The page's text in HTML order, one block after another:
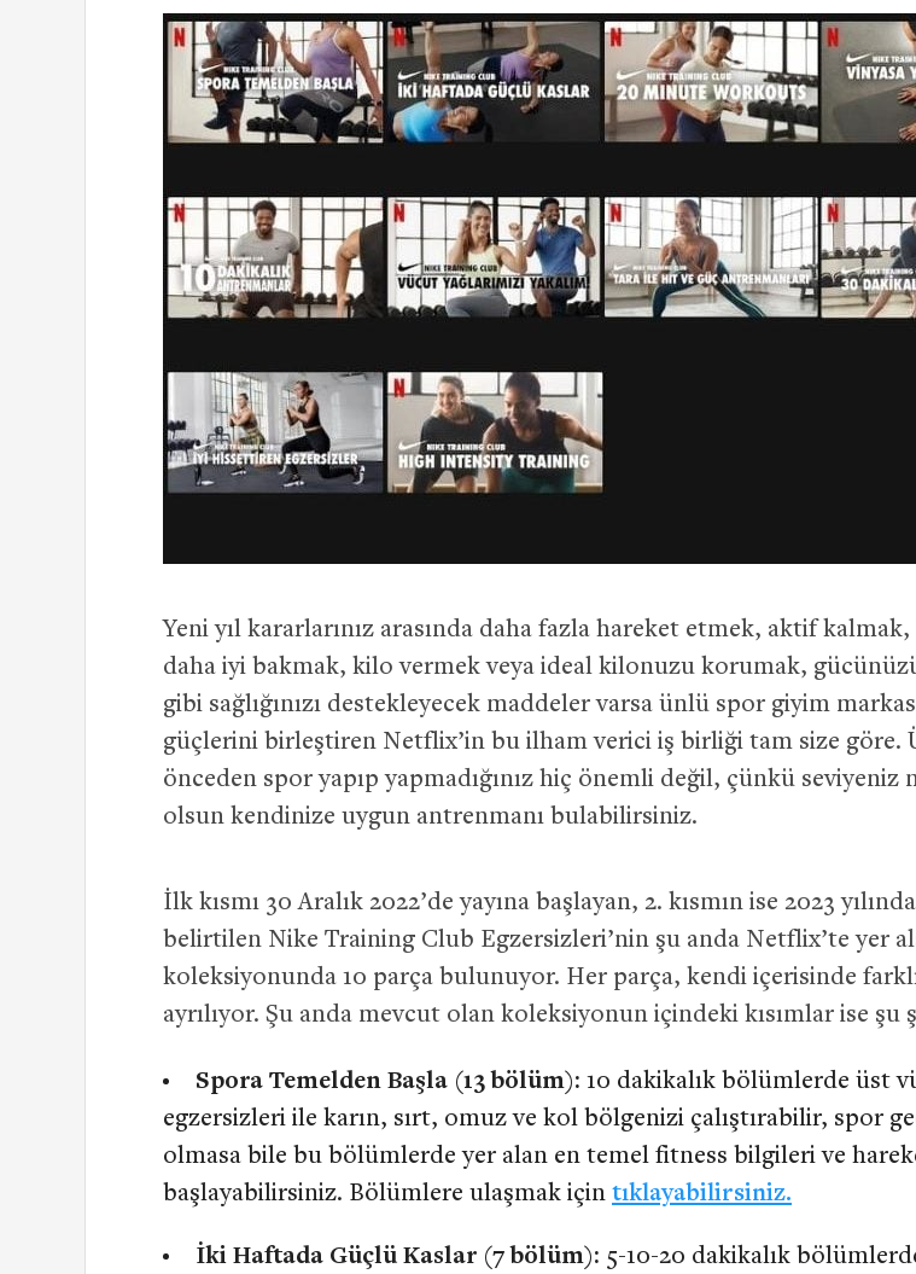
Yeni yıl kararlarınız arasında daha fazla hareket etmek, aktif
daha iyi bakmak, kilo vermek veya ideal kilonuzu korumak,
gibi sağlığınızı destekleyecek maddeler varsa ünlü spor giyim
güçlerini birleştiren Netflix’in bu ilham verici iş birliği tam size göre.
önceden spor yapıp yapmadığınız hiç önemli değil, çünkü seviyeniz
olsun kendinize uygun antrenmanı bulabilirsiniz.
İlk kısmı 30 Aralık 2022’de yayına başlayan, 2. kısmın ise 2023
belirtilen Nike Training Club Egzersizleri’nin şu anda Netflix’te yer
koleksiyonunda 10 parça bulunuyor. Her parça, kendi içerisinde
ayrılıyor. Şu anda mevcut olan koleksiyonun içindeki kısımlar ise şu
Spora Temelden Başla (13 bölüm): 10 dakikalık bölümlerde üst
egzersizleri ile karın, sırt, omuz ve kol bölgenizi çalıştırabilir, spor
olmasa bile bu bölümlerde yer alan en temel fitness bilgileri ve
başlayabilirsiniz. Bölümlere ulaşmak için tıklayabilirsiniz.
İki Haftada Güçlü Kaslar (7 bölüm): 5-10-20 dakikalık